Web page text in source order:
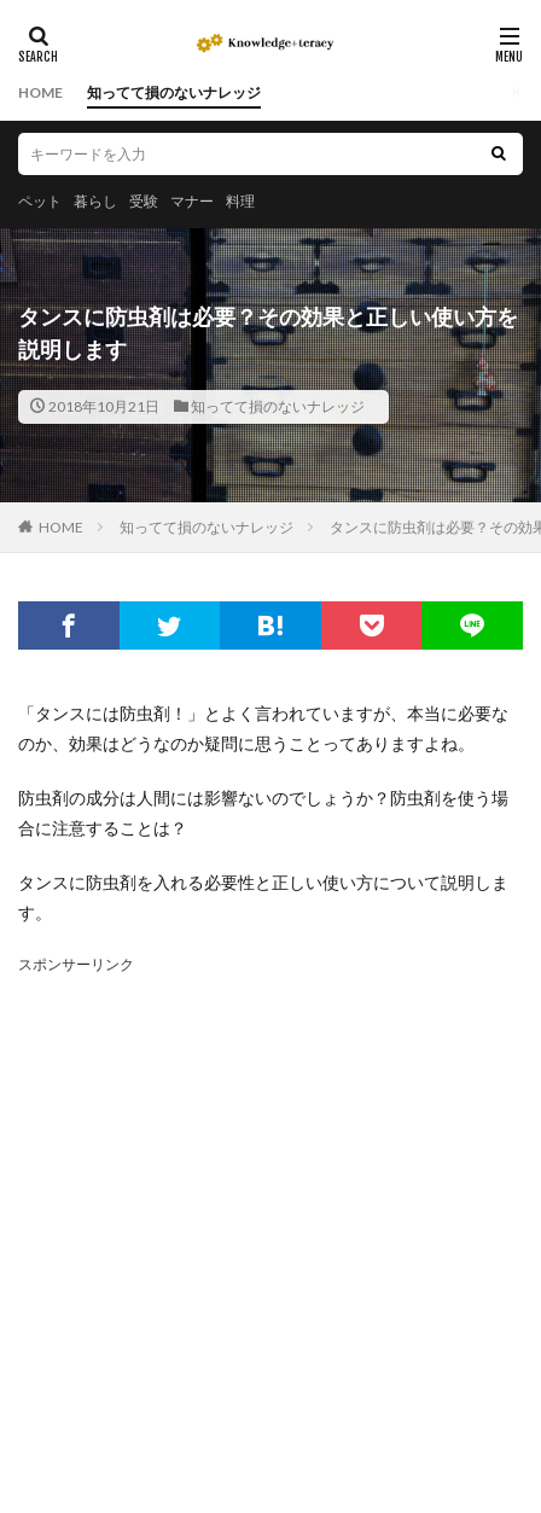
HOME 知ってて損のないナレッジ
ペット 暮らし 受験 マナー 料理
タンスに防虫剤は必要？その効果と正しい使い方を
説明します
2018年10月21日 知ってて損のないナレッジ
HOME 知ってて損のないナレッジ タンスに防虫剤は必要？その
「タンスには防虫剤！」とよく言われていますが、本当に必要な
のか、効果はどうなのか疑問に思うことってありますよね。
防虫剤の成分は人間には影響ないのでしょうか？防虫剤を使う場
合に注意することは？
タンスに防虫剤を入れる必要性と正しい使い方について説明しま
す。
スポンサーリンク